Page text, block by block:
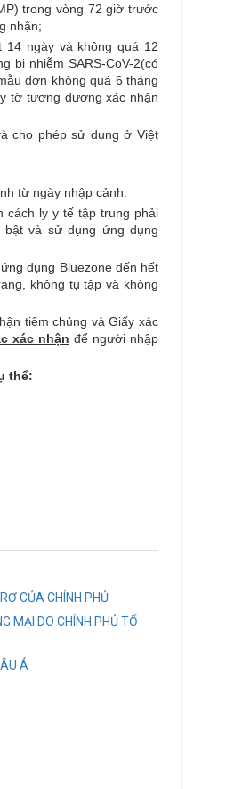
trong vòng 72 giờ trước
nhận;
14 ngày và không quá 12
bị nhiễm SARS-CoV-2(có
đơn không quá 6 tháng
tờ tương đương xác nhận
cho phép sử dụng ở Việt
từ ngày nhập cảnh.
cách ly y tế tập trung phải
bật và sử dụng ứng dụng
dụng Bluezone đến hết
không tụ tập và không
tiêm chủng và Giấy xác
xác nhận để người nhập
thể:
CỦA CHÍNH PHỦ
MẠI DO CHÍNH PHỦ TỔ
Á